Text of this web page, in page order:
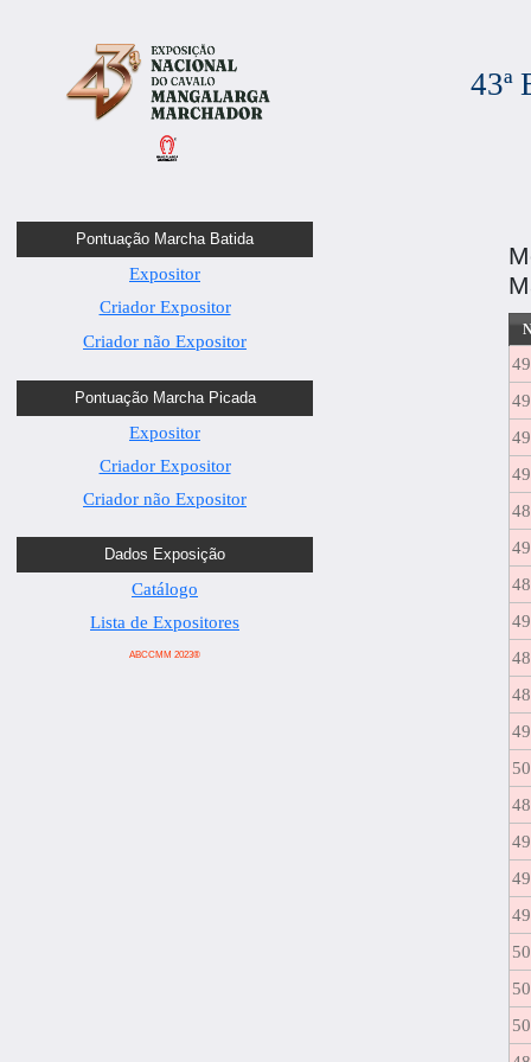
43ª
Pontuação Marcha Batida
Expositor
Criador Expositor
Criador não Expositor
Pontuação Marcha Picada
Expositor
Criador Expositor
Criador não Expositor
Dados Exposição
Catálogo
Lista de Expositores
ABCCMM 2023®